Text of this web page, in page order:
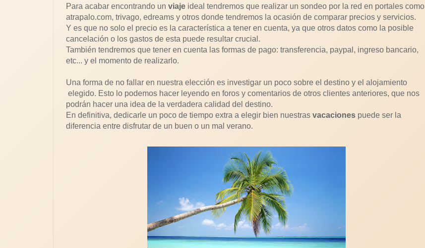
Para acabar encontrando un viaje ideal tendremos que realizar un sondeo por la red en portales como
atrapalo.com, trivago, edreams y otros donde tendremos la ocasión de comparar precios y servicios.
Y es que no solo el precio es la característica a tener en cuenta, ya que otros datos como la posible
cancelación o los gastos de esta puede resultar crucial.
También tendremos que tener en cuenta las formas de pago: transferencia, paypal, ingreso bancario,
etc... y el momento de realizarlo.
Una forma de no fallar en nuestra elección es investigar un poco sobre el destino y el alojamiento
elegido. Esto lo podemos hacer leyendo en foros y comentarios de otros clientes anteriores, que nos
podrán hacer una idea de la verdadera calidad del destino.
En definitiva, dedicarle un poco de tiempo extra a elegir bien nuestras vacaciones puede ser la
diferencia entre disfrutar de un buen o un mal verano.